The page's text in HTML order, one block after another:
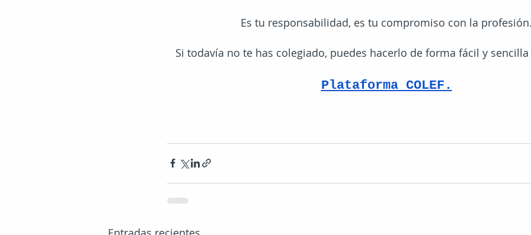
Es tu responsabilidad, es tu compromiso con la profesión.
Si todavía no te has colegiado, puedes hacerlo de forma fácil y
Plataforma COLEF.